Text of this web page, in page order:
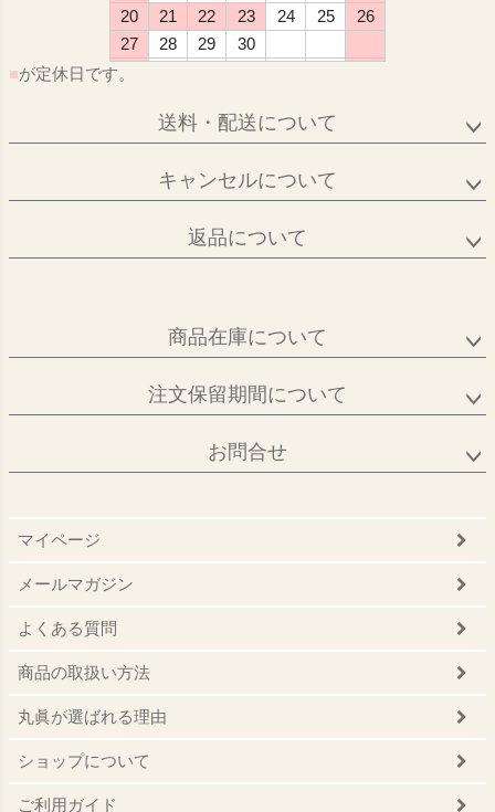
20
21 22 23 24 25
26
27
28 29
30
■が定休日です。
送料・配送について
キャンセルについて
返品について
商品在庫について
注文保留期間について
お問合せ
マイページ
メールマガジン
よくある質問
商品の取扱い方法
丸眞が選ばれる理由
ショップについて
ご利用ガイド